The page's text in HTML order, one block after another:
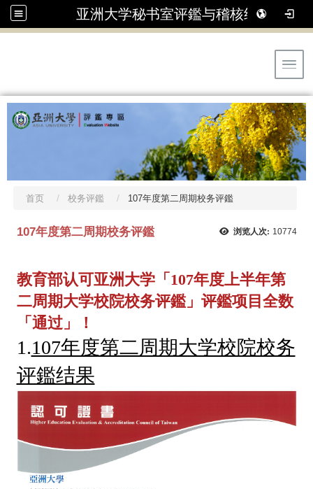
亚洲大学秘书室评鑑与稽核组
首页 校务评鑑 107年度第二周期校务评鑑
浏览人次: 10774
107年度第二周期校务评鑑
教育部认可亚洲大学「107年度上半年第
二周期大学校院校务评鑑」 评鑑项目全数
「通过」！
1.107年度第二周期大学校院校务
评鑑结果